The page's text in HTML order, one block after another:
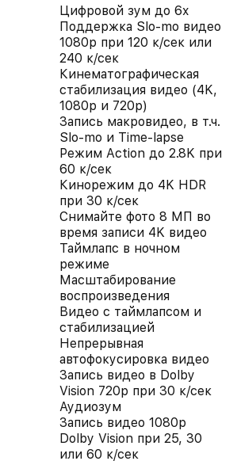
Цифровой зум до 6x
Поддержка Slo-mo видео
1080p при 120 к/сек или
240 к/сек
Кинематографическая
стабилизация видео (4K,
1080p и 720p)
Запись макровидео, в т.ч.
Slo-mo и Time-lapse
Режим Action до 2.8K при
60 к/сек
Кинорежим до 4K HDR
при 30 к/сек
Снимайте фото 8 МП во
время записи 4K видео
Таймлапс в ночном
режиме
Масштабирование
воспроизведения
Видео с таймлапсом и
стабилизацией
Непрерывная
автофокусировка видео
Запись видео в Dolby
Vision 720p при 30 к/сек
Аудиозум
Запись видео 1080p
Dolby Vision при 25, 30
или 60 к/сек